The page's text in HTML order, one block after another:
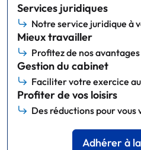
Services juridiques
Notre service juridique à
Mieux travailler
Profitez de nos
Gestion du cabinet
Faciliter votre exercice
Profiter de vos loisirs
Des réductions pour vous
Adhérer à